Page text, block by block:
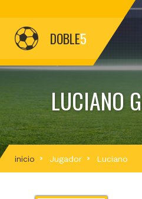
DOBLE5
LUCIANO
inicio Jugador Luciano